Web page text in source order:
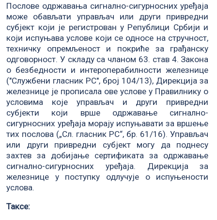
Послове одржавања сигнално-сигурносних уређаја
може обављати управљач или други привредни
субјект који је регистрован у Републици Србији и
који испуњава услове који се односе на стручност,
техничку опремљеност и покриће за грађанску
одговорност. У складу са чланом 63. став 4. Закона
о безбедности и интероперабилности железнице
("Службени гласник РС", број 104/13), Дирекција за
железнице је прописала ове услове у Правилнику о
условима које управљач и други привредни
субјекти који врше одржавање сигнално-
сигурносних уређаја морају испуњавати за вршење
тих послова („Сл. гласник РС“, бр. 61/16). Управљач
или други привредни субјект могу да поднесу
захтев за добијање сертификата за одржавање
сигнално-сигурносних уређаја. Дирекција за
железнице у поступку одлучује о испуњености
услова.
Таксе: